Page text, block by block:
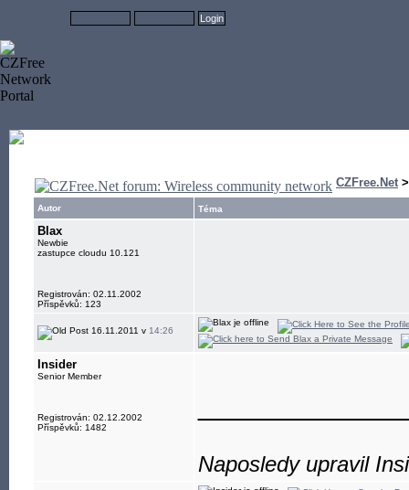
CZFree.Net
Autor Téma
Blax
Newbie
zastupce cloudu 10.121
Registrován: 02.11.2002
Příspěvků: 123
16.11.2011 v 14:26
Insider
Senior Member
Registrován: 02.12.2002
Příspěvků: 1482
Naposledy upravil